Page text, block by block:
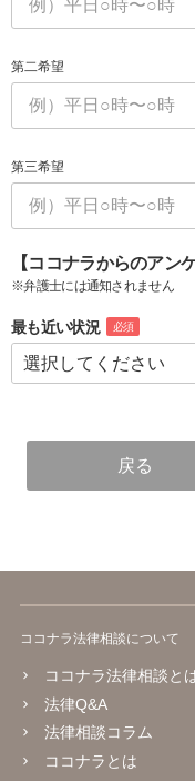
第二希望
第三希望
【ココナラからのアン
※弁護士には通知されません
最も近い状況 必須
ココナラ法律相談について
ココナラ法律相談と
法律Q&A
法律相談コラム
ココナラとは